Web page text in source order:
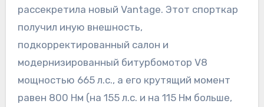
рассекретила новый Vantage. Этот спорткар
получил иную внешность,
подкорректированный салон и
модернизированный битурбомотор V8
мощностью 665 л.с., а его крутящий момент
равен 800 Нм (на 155 л.с. и на 115 Нм больше,